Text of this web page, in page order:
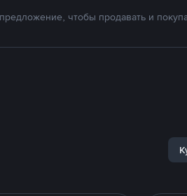
чтобы продавать и